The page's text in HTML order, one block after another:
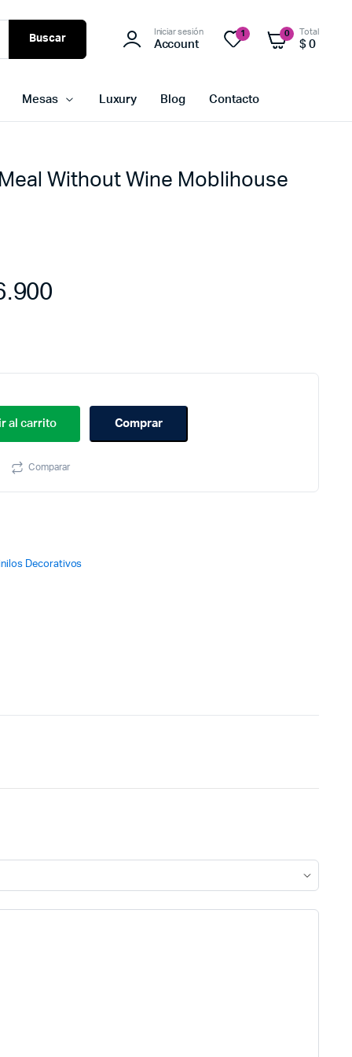
Buscar
Iniciar sesión
Account
1 0 Total
$ 0
Mesas Luxury Blog Contacto
Without Wine Moblihouse
al carrito Comprar
Comparar
Decorativos